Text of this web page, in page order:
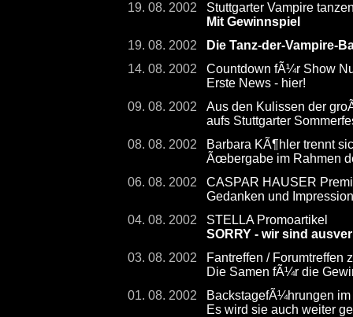
19. 08. 2002
Stuttgarter Vampire
Mit Gewinnspiel
19. 08. 2002
Die Tanz-der-Vampire-
14. 08. 2002
Countdown fÃ¼r Show
Erste News - hier!
09. 08. 2002
Aus den Kulissen der
aufs Stuttgarter
08. 08. 2002
Barbara KÃ¶hler trennt
Ãœbergabe im Rahmen
06. 08. 2002
CASPAR HAUSER
Gedanken und
04. 08. 2002
STELLA Promoartikel
SORRY - wir sind
03. 08. 2002
Fantreffen / Forumtreffen
Die Samen fÃ¼r die
01. 08. 2002
BackstagefÃ¼hrungen
Es wird sie auch weiter